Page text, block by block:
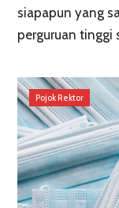
siapapun yang
perguruan tinggi
Pojok Rektor